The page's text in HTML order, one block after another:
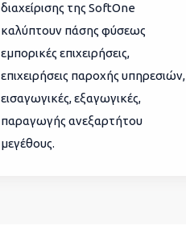
διαχείρισης της SoftOne
καλύπτουν πάσης φύσεως
εμπορικές επιχειρήσεις,
επιχειρήσεις παροχής υπηρεσιών,
εισαγωγικές, εξαγωγικές,
παραγωγής ανεξαρτήτου
μεγέθους.